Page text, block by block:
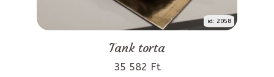
id: 2058
Tank torta
35 582 Ft